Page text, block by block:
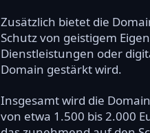
Zusätzlich bietet die
Schutz von geistigem
Dienstleistungen oder
Domain gestärkt wird.
Insgesamt wird die
von etwa 1.500 bis 2.000